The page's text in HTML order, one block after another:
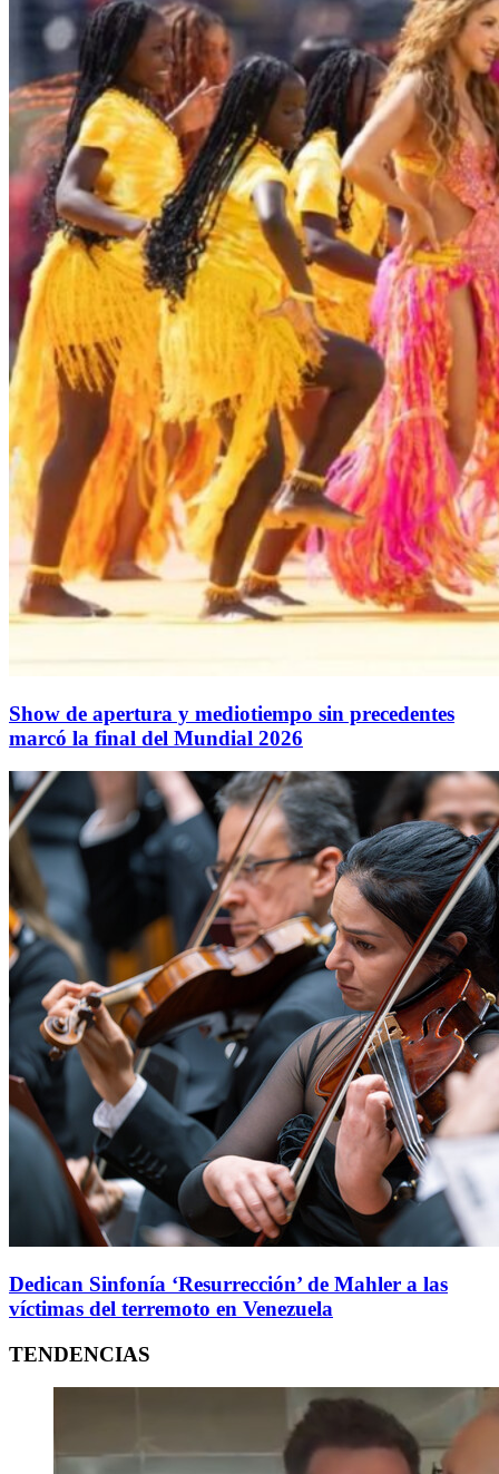
Show de apertura y mediotiempo sin precedentes
marcó la final del Mundial 2026
Dedican Sinfonía ‘Resurrección’ de Mahler a las
víctimas del terremoto en Venezuela
TENDENCIAS